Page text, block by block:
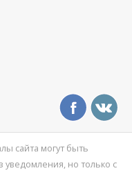
сайта могут быть
уведомления, но только с